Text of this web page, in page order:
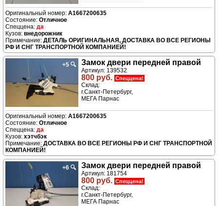
A1667200635
Отличное
да
внедорожник
ДЕТАЛЬ ОРИГИНАЛЬНАЯ, ДОСТАВКА ВО ВСЕ РЕГИОНЫ
РФ И СНГ ТРАНСПОРТНОЙ КОМПАНИЕЙ!
+5 🔍 Замок двери передней правой
Артикул: 139532
800 руб. Спеццена!
Склад:
г.Санкт-Петербург,
МЕГА Парнас
A1667200635
Отличное
да
хэтчбэк
ДОСТАВКА ВО ВСЕ РЕГИОНЫ РФ И СНГ ТРАНСПОРТНОЙ
КОМПАНИЕЙ!
+6 🔍 Замок двери передней правой
Артикул: 181754
800 руб. Спеццена!
Склад:
г.Санкт-Петербург,
МЕГА Парнас